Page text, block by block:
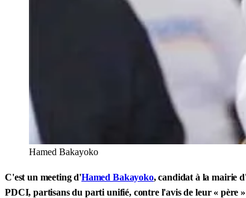
Hamed Bakayoko
C'est un meeting d'Hamed Bakayoko, candidat à la mairie
PDCI, partisans du parti unifié, contre l'avis de leur « père